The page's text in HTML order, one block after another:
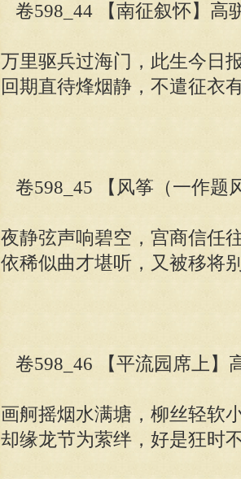
卷598_44 【南征叙怀】高
万里驱兵过海门，此生今日
回期直待烽烟静，不遣征衣
卷598_45 【风筝（一作题
夜静弦声响碧空，宫商信任
依稀似曲才堪听，又被移将
卷598_46 【平流园席上】
画舸摇烟水满塘，柳丝轻软
却缘龙节为萦绊，好是狂时